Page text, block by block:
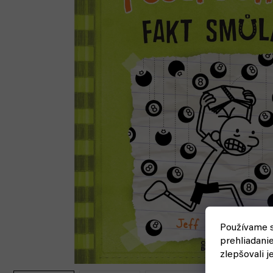
Používame
zlepšovali